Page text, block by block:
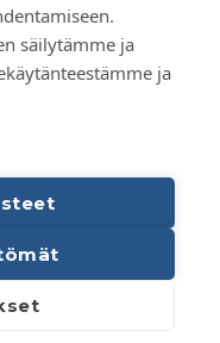
säilytämme ja
ja